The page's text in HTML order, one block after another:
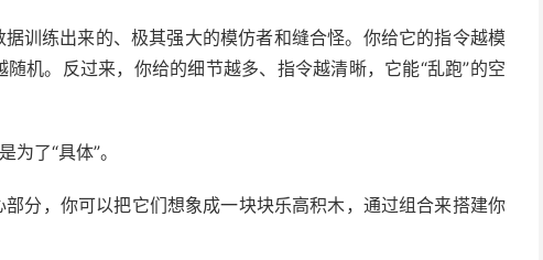
训练出来的、极其强大的模仿者和缝合怪。你给它的指令越模
机。反过来，你给的细节越多、指令越清晰，它能“乱跑”的空
了“具体”。
分，你可以把它们想象成一块块乐高积木，通过组合来搭建你